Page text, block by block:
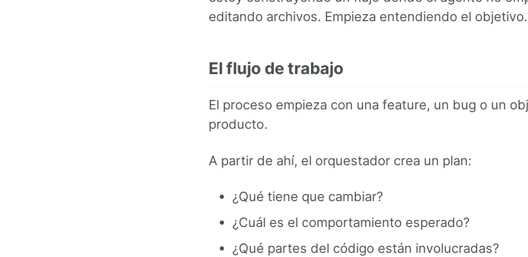
editando archivos. Empieza entendiendo el objetivo.
El flujo de trabajo
El proceso empieza con una feature, un bug o un
producto.
A partir de ahí, el orquestador crea un plan:
¿Qué tiene que cambiar?
¿Cuál es el comportamiento esperado?
¿Qué partes del código están involucradas?